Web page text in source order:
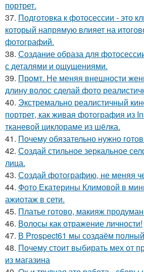
портрет.
37. Подготовка к фотосессии - это
который напрямую влияет на
фотографий.
38. Создание образа для
с деталями и ощущениями.
39. Промт. Не меняя внешности
длину волос сделай фото
40. Экстремально реалистичный
портрет, как живая фотография из
тканевой циклораме из шёлка.
41. Почему обязательно нужно
42. Создай стильное зеркальное
лица.
43. Создай фотографию, не меняя
44. Фото Екатерины Климовой в
ажиотаж в сети.
45. Платье готово, макияж
46. Волосы как отражение личности!
47. В Prospect61 мы создаём
48. Почему стоит выбирать мех от
из магазина